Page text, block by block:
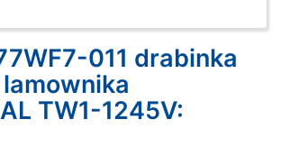
011 drabinka
TW1-1245V: